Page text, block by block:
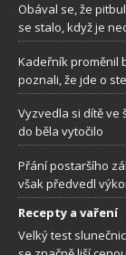
Obával se, že
se stalo, když je
Kadeřník proměnil
poznali, že jde o
Vyzvedla si dítě ve
do běla vytočilo
Přání postaršího
však předvedl
Recepty a vaření
Velký test